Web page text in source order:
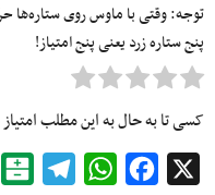
توجه: وقتی با ماوس روی ستاره‌ها
پنج ستاره زرد یعنی پنج امتیاز!
کسی تا به حال به این مطلب امتیاز
Facebook
WhatsApp